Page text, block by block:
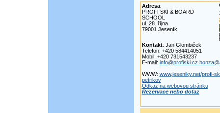
Adresa:
PROFI SKI & BOARD
SCHOOL
ul. 28. října
79001 Jeseník
Kontakt: Jan Glombiček
Telefon: +420 584414051
Mobil: +420 731543237
E-mail: info@profiski.cz
WWW: www.jeseniky.net/profi-
petrikov
Odkaz na webovou stránku
Rezervace nebo dotaz